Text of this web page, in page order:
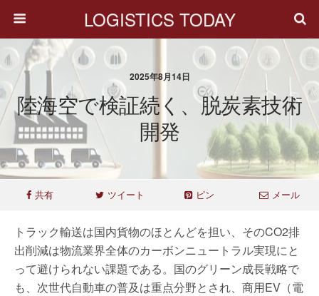
LOGISTICS TODAY
2025年8月14日
陸海空で検証続く、脱炭素技術
開発
共有 ツイート ピン メール
トラック輸送は国内貨物のほとんどを担い、そのCO2排
出削減は物流業界全体のカーボンニュートラル実現にと
って避けられない課題である。国のグリーン成長戦略で
も、次世代自動車の普及は重点分野とされ、商用EV（電